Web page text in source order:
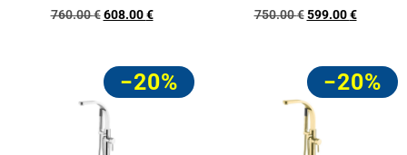
760.00€ 608.00€
750.00€ 599.00€
−20% −20%